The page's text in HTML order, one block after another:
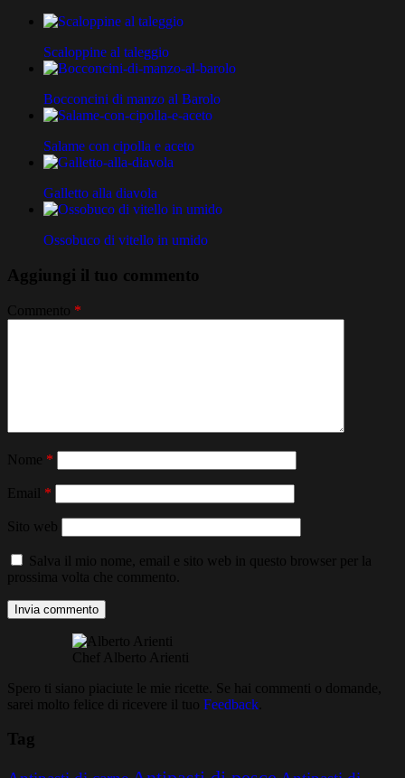
Scaloppine al taleggio
Bocconcini di manzo al Barolo
Salame con cipolla e aceto
Galletto alla diavola
Ossobuco di vitello in umido
Aggiungi il tuo commento
Commento *
Nome *
Email *
Sito web
Salva il mio nome, email e sito web in questo browser per la
prossima volta che commento.
Chef Alberto Arienti
Spero ti siano piaciute le mie ricette. Se hai commenti o domande,
sarei molto felice di ricevere il tuo Feedback
Tag